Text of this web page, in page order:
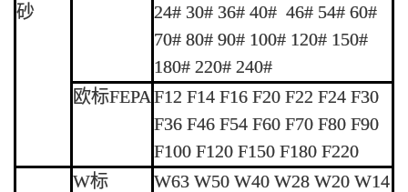
砂
24# 30# 36# 40# 46# 54# 60#
70# 80# 90# 100# 120# 150#
180# 220# 240#
欧标FEPAF12 F14 F16 F20 F22 F24 F30
F36 F46 F54 F60 F70 F80 F90
F100 F120 F150 F180 F220
W标
W63 W50 W40 W28 W20 W14